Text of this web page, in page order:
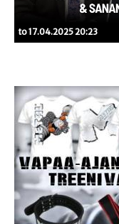
to 17.04.2025 20:23